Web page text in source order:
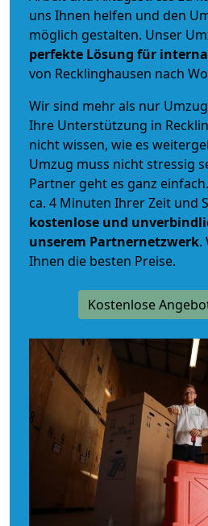
uns Ihnen helfen und den
möglich gestalten. Unser
perfekte Lösung für
von Recklinghausen nach
Wir sind mehr als nur
Ihre Unterstützung in
nicht wissen, wie es
Umzug muss nicht stressig
Partner geht es ganz
ca. 4 Minuten Ihrer Zeit und
kostenlose und
unserem Partnernetzwerk.
Ihnen die besten Preise.
Kostenlose